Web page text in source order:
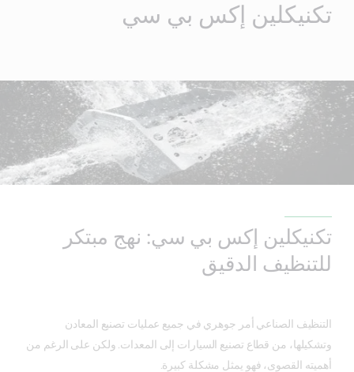
تكنيكلين إكس بي سي
تكنيكلين إكس بي سي: نهج مبتكر
للتنظيف الدقيق
التنظيف الصناعي أمر جوهري في جميع عمليات تصنيع المعادن
وتشكيلها، من قطاع تصنيع السيارات إلى المعدات. ولكن على الرغم من
أهميته القصوى، فهو يمثل مشكلة كبيرة.